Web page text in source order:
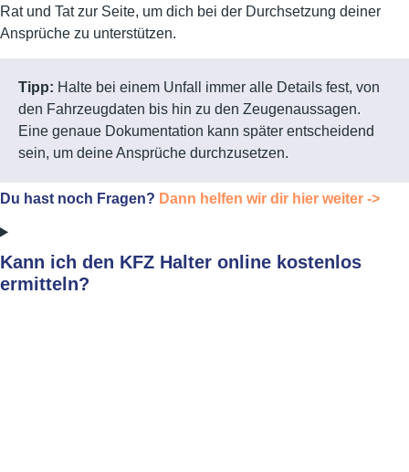
Rat und Tat zur Seite, um dich bei der Durchsetzung deiner
Ansprüche zu unterstützen.
Tipp: Halte bei einem Unfall immer alle Details fest, von
den Fahrzeugdaten bis hin zu den Zeugenaussagen.
Eine genaue Dokumentation kann später entscheidend
sein, um deine Ansprüche durchzusetzen.
Du hast noch Fragen? Dann helfen wir dir hier weiter ->
Kann ich den KFZ Halter online kostenlos
ermitteln?